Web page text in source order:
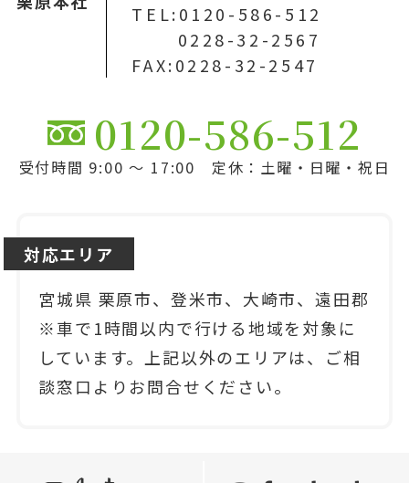
TEL:0120-586-512
0228-32-2567
FAX:0228-32-2547
0120-586-512
受付時間 9:00 ～ 17:00 定休：土曜・日曜・祝日
対応エリア
宮城県 栗原市、登米市、大崎市、遠田郡
※車で1時間以内で行ける地域を対象に
しています。上記以外のエリアは、ご相
談窓口よりお問合せください。